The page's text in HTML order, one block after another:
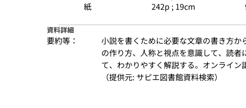
紙 242p ; 19cm
資料詳細
要約等：
小説を書くために必要な文章の書き方
の作り方、人称と視点を意識して、読
て、わかりやすく解説する。オンライン
（提供元: サピエ図書館資料検索）